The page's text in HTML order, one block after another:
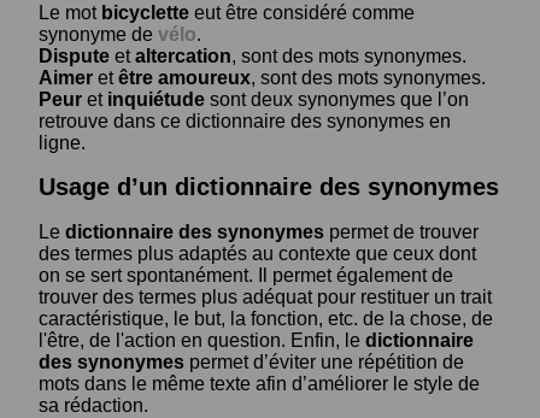
Le mot bicyclette eut être considéré comme
synonyme de vélo.
Dispute etaltercation, sont des mots synonymes.
Aimer etêtre amoureux, sont des mots synonymes.
Peur et inquiétude sont deux synonymes que l’on
retrouve dans ce dictionnaire des synonymes en
ligne.
Usage d’un dictionnaire des synonymes
Le dictionnaire des synonymes permet de trouver
des termes plus adaptés au contexte que ceux dont
on se sert spontanément. Il permet également de
trouver des termes plus adéquat pour restituer un trait
caractéristique, le but, la fonction, etc. de la chose, de
l'être, de l'action en question. Enfin, le dictionnaire
des synonymes permet d’éviter une répétition de
mots dans le même texte afin d’améliorer le style de
sa rédaction.